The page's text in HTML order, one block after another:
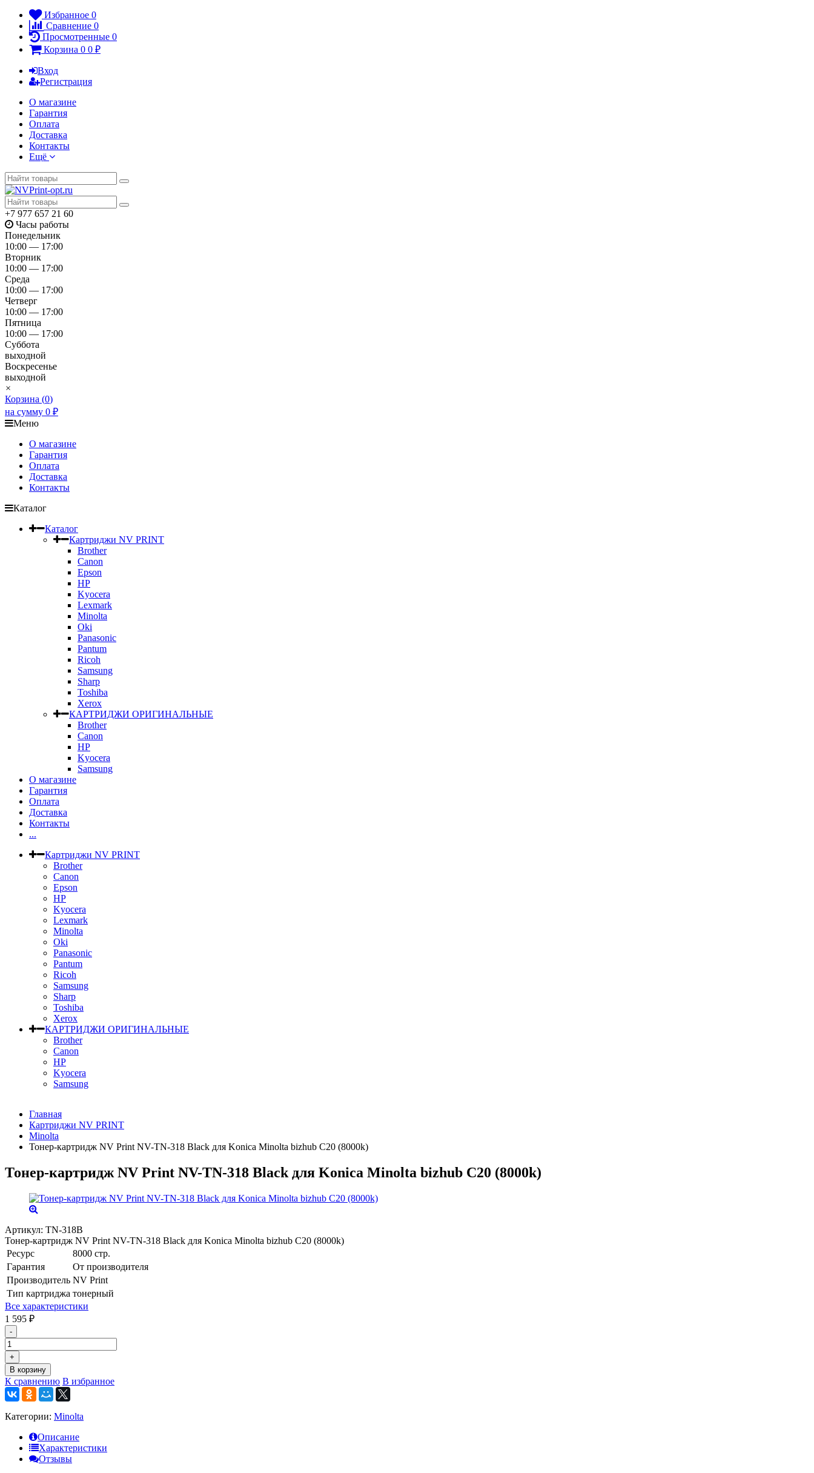
Избранное 0
Сравнение 0
Просмотренные 0
Корзина 0 0 ₽
Вход
Регистрация
О магазине
Гарантия
Оплата
Доставка
Контакты
Ещё
+7 977 657 21 60
Часы работы
Понедельник
10:00 — 17:00
Вторник
10:00 — 17:00
Среда
10:00 — 17:00
Четверг
10:00 — 17:00
Пятница
10:00 — 17:00
Суббота
выходной
Воскресенье
выходной
×
Корзина (0)
на сумму 0 ₽
Меню
О магазине
Гарантия
Оплата
Доставка
Контакты
Каталог
Каталог
Картриджи NV PRINT
Brother
Canon
Epson
HP
Kyocera
Lexmark
Minolta
Oki
Panasonic
Pantum
Ricoh
Samsung
Sharp
Toshiba
Xerox
КАРТРИДЖИ ОРИГИНАЛЬНЫЕ
Brother
Canon
HP
Kyocera
Samsung
О магазине
Гарантия
Оплата
Доставка
Контакты
...
Картриджи NV PRINT
Brother
Canon
Epson
HP
Kyocera
Lexmark
Minolta
Oki
Panasonic
Pantum
Ricoh
Samsung
Sharp
Toshiba
Xerox
КАРТРИДЖИ ОРИГИНАЛЬНЫЕ
Brother
Canon
HP
Kyocera
Samsung
Главная
Картриджи NV PRINT
Minolta
Тонер-картридж NV Print NV-TN-318 Black для Konica Minolta bizhub C20 (8000k)
Тонер-картридж NV Print NV-TN-318 Black для Konica Minolta bizhub C20 (8000k)
Артикул: TN-318B
Тонер-картридж NV Print NV-TN-318 Black для Konica Minolta bizhub C20 (8000k)
Ресурс
8000 стр.
Гарантия
От производителя
Производитель NV Print
Тип картриджа тонерный
Все характеристики
1 595 ₽
-
+
В корзину
К сравнению В избранное
Категории: Minolta
Описание
Характеристики
Отзывы